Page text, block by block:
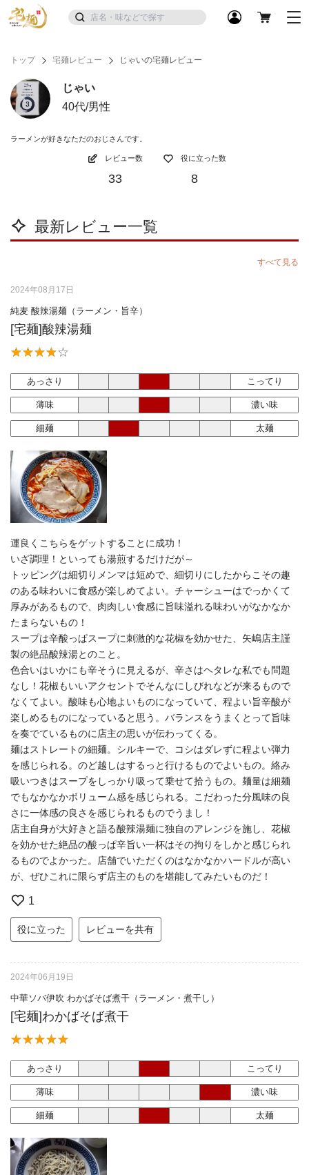
トップ 宅麺レビュー じゃいの宅麺レビュー
じゃい
40代/男性
ラーメンが好きなただのおじさんです。
レビュー数
33
役に立った数
8
最新レビュー一覧
すべて見る
2024年08月17日
純麦 酸辣湯麺（ラーメン・旨辛）
[宅麺]酸辣湯麺
あっさり こってり
薄味 濃い味
細麺 太麺
運良くこちらをゲットすることに成功！
いざ調理！といっても湯煎するだけだが～
トッピングは細切りメンマは短めで、細切りにしたからこその趣
のある味わいに食感が楽しめてよい。チャーシューはでっかくて
厚みがあるもので、肉肉しい食感に旨味溢れる味わいがなかなか
たまらないもの！
スープは辛酸っぱスープに刺激的な花椒を効かせた、矢嶋店主謹
製の絶品酸辣湯とのこと。
色合いはいかにも辛そうに見えるが、辛さはヘタレな私でも問題
なし！花椒もいいアクセントでそんなにしびれなどが来るもので
なくてよい。酸味も心地よいものになっていて、程よい旨辛酸が
楽しめるものになっていると思う。バランスをうまくとって旨味
を奏でているものに店主の思いが伝わってくる。
麺はストレートの細麺。シルキーで、コシはダレずに程よい弾力
を感じられる。のど越しはするっと行けるものでよいもの。絡み
吸いつきはスープをしっかり吸って乗せて拾うもの。麺量は細麺
でもなかなかボリューム感を感じられる。こだわった分風味の良
さに一体感の良さを感じられるものでうまし！
店主自身が大好きと語る酸辣湯麺に独自のアレンジを施し、花椒
を効かせた絶品の酸っぱ辛旨い一杯はその拘りをしかと感じられ
るものでよかった。店舗でいただくのはなかなかハードルが高い
が、ぜひこれに限らず店主のものを堪能してみたいものだ！
1
役に立った レビューを共有
2024年06月19日
中華ソバ伊吹 わかばそば煮干（ラーメン・煮干し）
[宅麺]わかばそば煮干
あっさり こってり
薄味 濃い味
細麺 太麺